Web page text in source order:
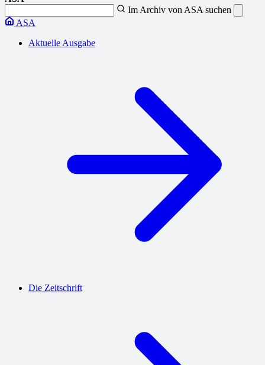
Im Archiv von ASA suchen
ASA
Aktuelle Ausgabe
Die Zeitschrift